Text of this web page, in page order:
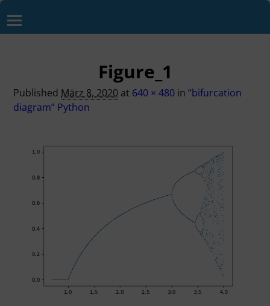
Figure_1
Published März 8, 2020 at 640 × 480 in“bifurcation
diagram” Python